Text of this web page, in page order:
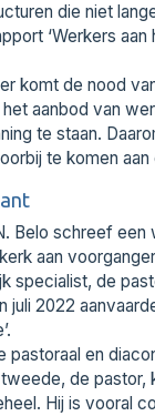
die niet
‘Werkers
komt de nood
aanbod van
te staan.
te komen
Belo schreef
aan
specialist, de
2022
pastoraal en
de
Hij is vooral